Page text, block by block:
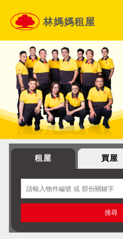
林媽媽租屋
租屋 買屋
搜尋